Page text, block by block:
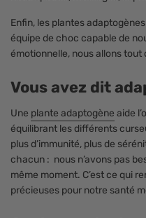
Enfin, les plantes
équipe de choc capable de
émotionnelle, nous allons tout
Vous avez dit
Une plante adaptogène aide
équilibrant les différents
plus d’immunité, plus de
chacun : nous n’avons pas
même moment. C’est ce qui
précieuses pour notre santé